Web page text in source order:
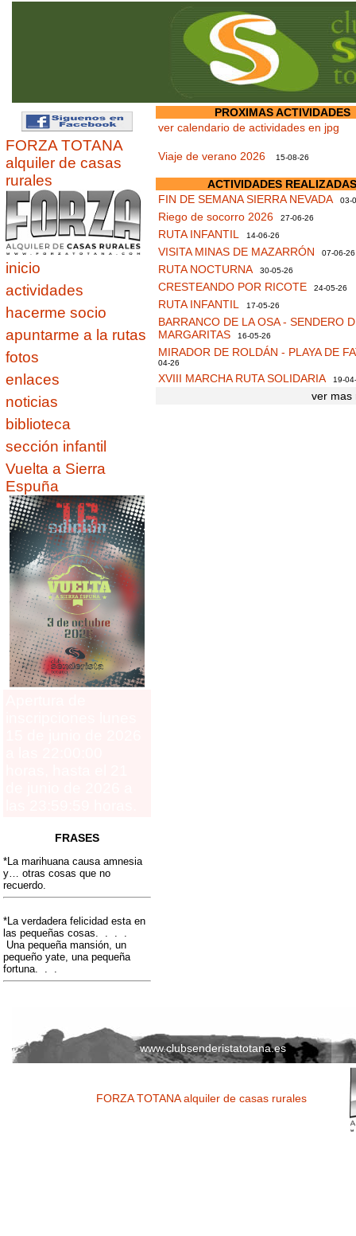
FORZA TOTANA
alquiler de casas
rurales
inicio
actividades
hacerme socio
apuntarme a la rutas
fotos
enlaces
noticias
biblioteca
sección infantil
Vuelta a Sierra
Espuña
FRASES
*La marihuana causa amnesia
y… otras cosas que no
recuerdo.
*La verdadera felicidad esta en
las pequeñas cosas. . . .
Una pequeña mansión, un
pequeño yate, una pequeña
fortuna. . .
PROXIMAS ACTIVIDADES
ver calendario de actividades en jpg
Viaje de verano 2026 15-08-26
ACTIVIDADES REALIZADAS
FIN DE SEMANA SIERRA NEVADA 03-
Riego de socorro 2026 27-06-26
RUTA INFANTIL 14-06-26
VISITA MINAS DE MAZARRÓN 07-06-26
RUTA NOCTURNA 30-05-26
CRESTEANDO POR RICOTE 24-05-26
RUTA INFANTIL 17-05-26
BARRANCO DE LA OSA - SENDERO
MARGARITAS 16-05-26
MIRADOR DE ROLDÁN - PLAYA DE
04-26
XVIII MARCHA RUTA SOLIDARIA 19-
ver mas
www.clubsenderistatotana.es
FORZA TOTANA alquiler de casas rurales